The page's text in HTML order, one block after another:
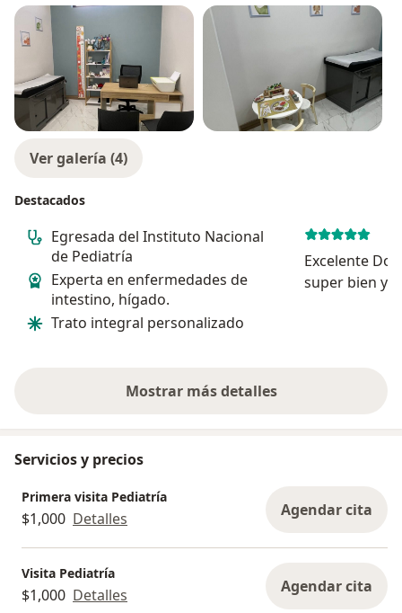
Ver galería (4)
Destacados
Egresada del Instituto Nacional
de Pediatría
Experta en enfermedades de
intestino, hígado.
Trato integral personalizado
Excelente
super bien y
Mostrar más detalles
sobre la experiencia
Servicios y precios
Primera visita Pediatría
$1,000 Detalles Agendar cita
Visita Pediatría
$1,000 Detalles Agendar cita